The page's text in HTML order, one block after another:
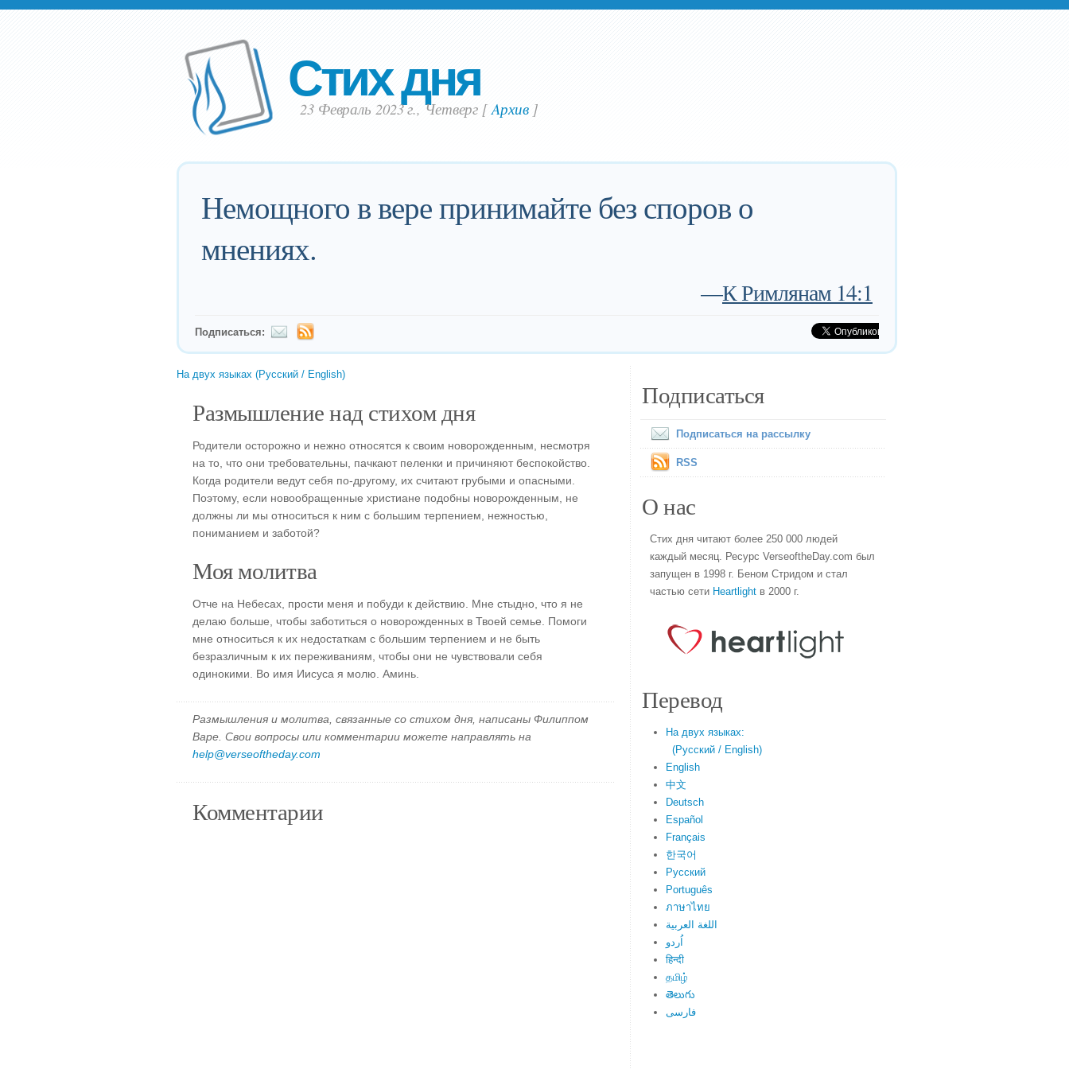
Стих дня
23 Февраль 2023 г., Четверг [Aрхив]
Немощного в вере принимайте без споров о
мнениях.
—К Римлянам 14:1
Подписаться:
На двух языках (Русский / English)
Размышление над стихом дня
Родители осторожно и нежно относятся к своим новорожденным, несмотря
на то, что они требовательны, пачкают пеленки и причиняют беспокойство.
Когда родители ведут себя по-другому, их считают грубыми и опасными.
Поэтому, если новообращенные христиане подобны новорожденным, не
должны ли мы относиться к ним с большим терпением, нежностью,
пониманием и заботой?
Моя молитва
Отче на Небесах, прости меня и побуди к действию. Мне стыдно, что я не
делаю больше, чтобы заботиться о новорожденных в Твоей семье. Помоги
мне относиться к их недостаткам с большим терпением и не быть
безразличным к их переживаниям, чтобы они не чувствовали себя
одинокими. Во имя Иисуса я молю. Аминь.
Размышления и молитва, связанные со стихом дня, написаны Филиппом
Варе. Свои вопросы или комментарии можете направлять на
help@verseoftheday.com
Комментарии
Подписаться
Подписаться на рассылку
RSS
О нас
Стих дня читают более 250 000 людей
каждый месяц. Ресурс VerseoftheDay.com был
запущен в 1998 г. Беном Стридом и стал
частью сети Heartlight в 2000 г.
Перевод
На двух языках:
(Русский / English)
English
中文
Deutsch
Español
Français
한국어
Русский
Português
ภาษาไทย
اللغة العربية
اُردو
हिन्दी
தமிழ்
తెలుగు
فارسی